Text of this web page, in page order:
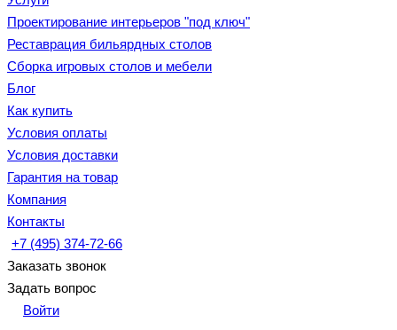
Проектирование интерьеров "под ключ"
Реставрация бильярдных столов
Сборка игровых столов и мебели
Блог
Как купить
Условия оплаты
Условия доставки
Гарантия на товар
Компания
Контакты
+7 (495) 374-72-66
Заказать звонок
Задать вопрос
Войти